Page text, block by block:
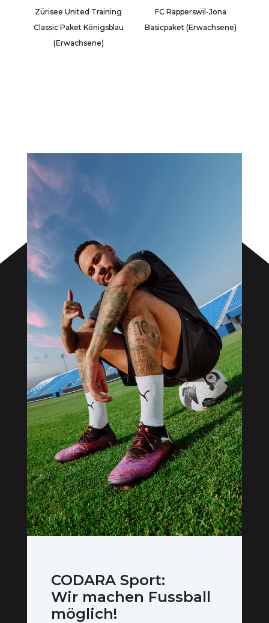
Zürisee United Training
Classic Paket Königsblau
(Erwachsene)
FC Rapperswil-Jona
Basicpaket (Erwachsene)
CODARA Sport:
Wir machen Fussball
möglich!